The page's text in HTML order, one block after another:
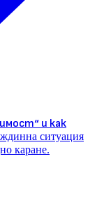
и как
ситуация
каране.